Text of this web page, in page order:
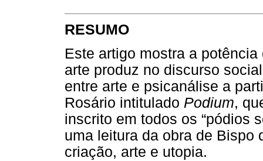
RESUMO
Este artigo mostra a
arte produz no discurso
entre arte e psicanálise a
Rosário intitulado Podium,
inscrito em todos os “pódios
uma leitura da obra de Bispo
criação, arte e utopia.